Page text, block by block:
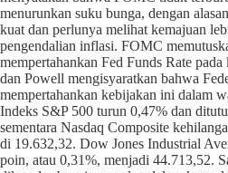
menurunkan suku bunga, dengan
kuat dan perlunya melihat kemajuan
pengendalian inflasi. FOMC
mempertahankan Fed Funds Rate
dan Powell mengisyaratkan bahwa
mempertahankan kebijakan ini dalam
Indeks S&P 500 turun 0,47% dan
sementara Nasdaq Composite
di 19.632,32. Dow Jones Industrial
poin, atau 0,31%, menjadi 44.713,52.